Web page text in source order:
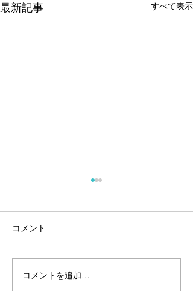
最新記事 すべて表示
個人事業主・フリーラン
コメント
コメントを追加…